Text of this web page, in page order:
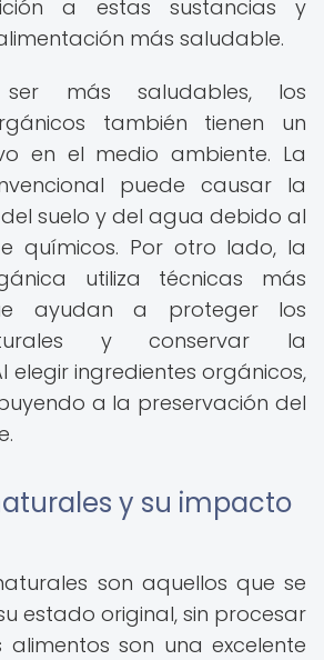
a estas sustancias y
más saludable.
más saludables, los
también tienen un
en el medio ambiente. La
puede causar la
suelo y del agua debido al
químicos. Por otro lado, la
utiliza técnicas más
ayudan a proteger los
y conservar la
elegir ingredientes orgánicos,
a la preservación del
y su impacto
son aquellos que se
estado original, sin procesar
alimentos son una excelente